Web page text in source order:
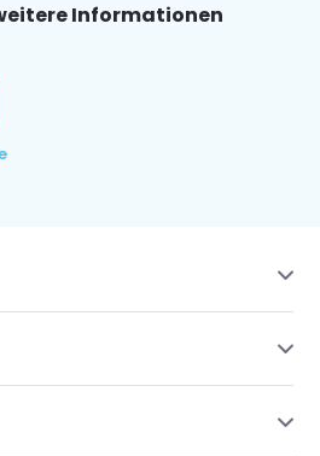
Informationen